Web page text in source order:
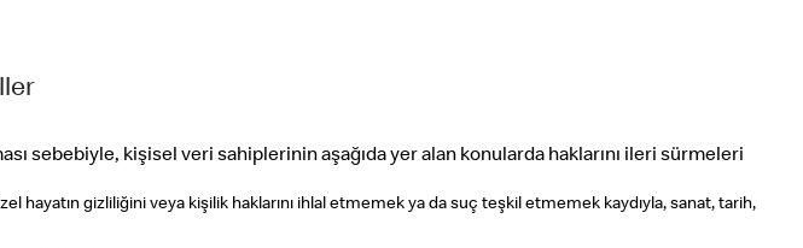
sebebiyle, kişisel veri sahiplerinin aşağıda yer alan konularda haklarını ileri sürmeleri
gizliliğini veya kişilik haklarını ihlal etmemek ya da suç teşkil etmemek kaydıyla, sanat, tarih,